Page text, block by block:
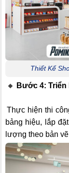
Thiết Kế
🔸 Bước 4:
Thực hiện thi
bảng hiệu, lắp
lượng theo bản